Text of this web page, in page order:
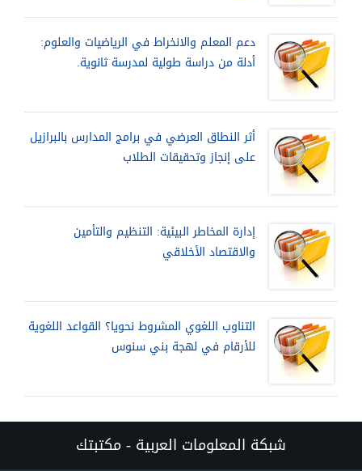
دعم المعلم والانخراط في الرياضيات والعلوم:
أدلة من دراسة طولية لمدرسة ثانوية.
أثر النطاق العرضي في برامج المدارس بالبرازيل
على إنجاز وتحقيقات الطلاب
إدارة المخاطر البيئية: التنظيم والتأمين
والاقتصاد الأخلاقي
التناوب اللغوي المشروط نحويا؟ القواعد اللغوية
للأرقام في لهجة بني سنوس
شبكة المعلومات العربية - مكتبتك